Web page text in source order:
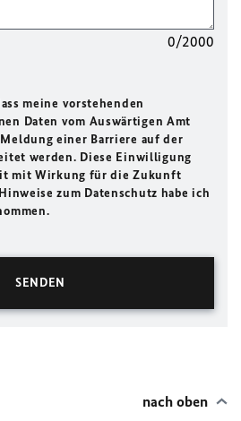
0/2000
meine vorstehenden
Daten vom Auswärtigen Amt
einer Barriere auf der
werden. Diese Einwilligung
mit Wirkung für die Zukunft
zum Datenschutz habe ich
nach oben